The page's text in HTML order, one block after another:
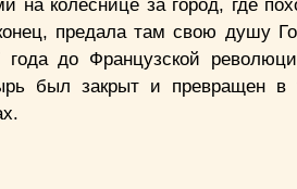
на колеснице за город, где
предала там свою душу
до Французской
был закрыт и превращен в